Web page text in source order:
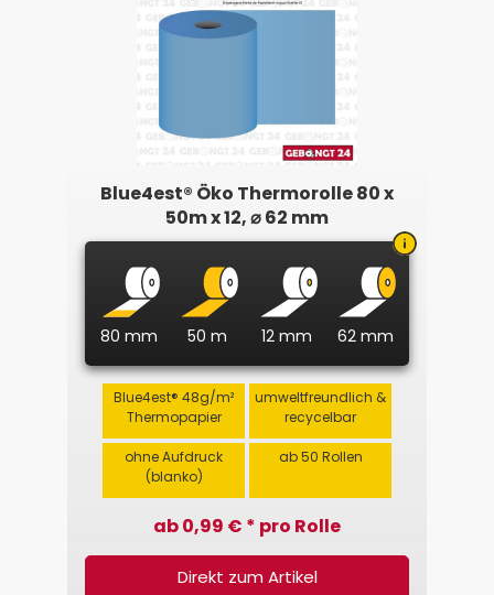
Blue4est® Öko Thermorolle 80 x
50m x 12, ⌀ 62 mm
80 mm 50 m 12 mm 62 mm
Blue4est® 48g/m²
Thermopapier
umweltfreundlich &
recycelbar
ohne Aufdruck
(blanko)
ab 50 Rollen
ab 0,99 € * pro Rolle
Direkt zum Artikel